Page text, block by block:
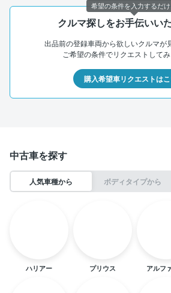
クルマ探しをお手伝いい
出品前の登録車両から欲しいクルマが
ご希望の条件でリクエストしてみ
購入希望車リクエストは
中古車を探す
人気車種から ボディタイプから
ハリアー プリウス アルフ
希望の条件を入力するだけ